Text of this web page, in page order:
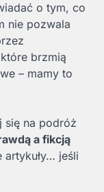
o tym, co
nie pozwala
brzmią
– mamy to
się na podróż
a fikcją
artykuły… jeśli